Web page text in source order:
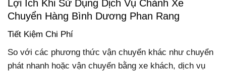
Lợi Ích Khi Sử Dụng Dịch Vụ Chành Xe
Chuyển Hàng Bình Dương Phan Rang
Tiết Kiệm Chi Phí
So với các phương thức vận chuyển khác như chuyển
phát nhanh hoặc vận chuyển bằng xe khách, dịch vụ